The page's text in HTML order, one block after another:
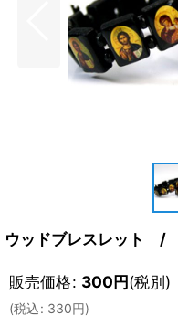
ウッドブレスレット /
販売価格: 300円(税別)
(税込: 330円)